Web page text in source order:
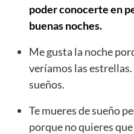
poder conocerte en
buenas noches.
Me gusta la noche
veríamos las
sueños.
Te mueres de sueño
porque no quieres que